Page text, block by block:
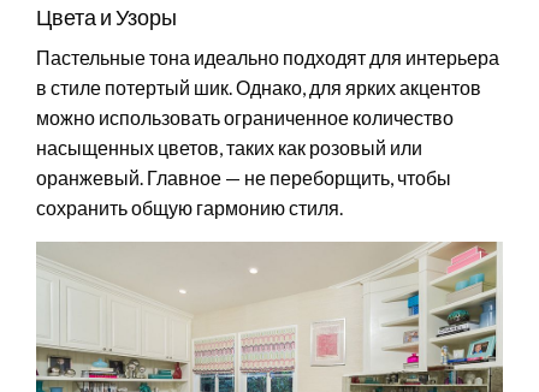
Цвета и Узоры
Пастельные тона идеально подходят для интерьера
в стиле потертый шик. Однако, для ярких акцентов
можно использовать ограниченное количество
насыщенных цветов, таких как розовый или
оранжевый. Главное — не переборщить, чтобы
сохранить общую гармонию стиля.